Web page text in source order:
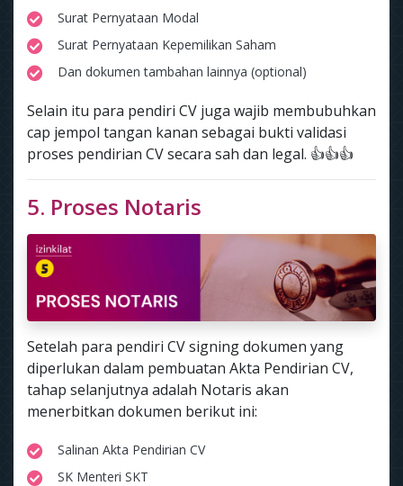
Surat Pernyataan Modal
Surat Pernyataan Kepemilikan Saham
Dan dokumen tambahan lainnya (optional)
Selain itu para pendiri CV juga wajib membubuhkan
cap jempol tangan kanan sebagai bukti validasi
proses pendirian CV secara sah dan legal. 👍👍👍
5. Proses Notaris
Setelah para pendiri CV signing dokumen yang
diperlukan dalam pembuatan Akta Pendirian CV,
tahap selanjutnya adalah Notaris akan
menerbitkan dokumen berikut ini:
Salinan Akta Pendirian CV
SK Menteri SKT